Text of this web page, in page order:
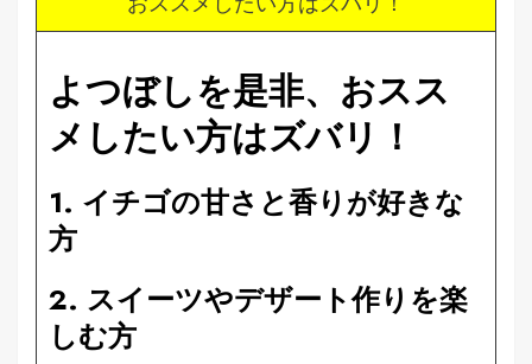
よつぼしを是非、おスス
メしたい方はズバリ！
1. イチゴの甘さと香りが好きな
方
2. スイーツやデザート作りを楽
しむ方